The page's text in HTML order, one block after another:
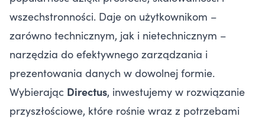
wszechstronności. Daje on użytkownikom –
zarówno technicznym, jak i nietechnicznym –
narzędzia do efektywnego zarządzania i
prezentowania danych w dowolnej formie.
Wybierając Directus, inwestujemy w rozwiązanie
przyszłościowe, które rośnie wraz z potrzebami